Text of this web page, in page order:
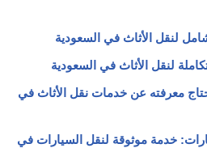
لنقل الأثاث في السعودية
معرفته عن خدمات نقل الأثاث في
خدمة موثوقة لنقل السيارات في